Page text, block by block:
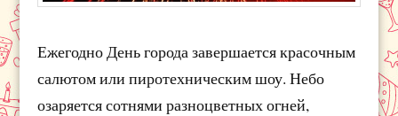
Ежегодно День города завершается красочным
салютом или пиротехническим шоу. Небо
озаряется сотнями разноцветных огней,